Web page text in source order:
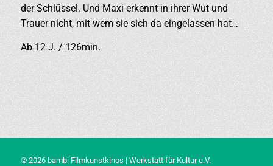
der Schlüssel. Und Maxi erkennt in ihrer Wut und
Trauer nicht, mit wem sie sich da eingelassen hat…
Ab 12 J. / 126min.
© 2026 bambi Filmkunstkinos | Werkstatt für Kultur e.V.